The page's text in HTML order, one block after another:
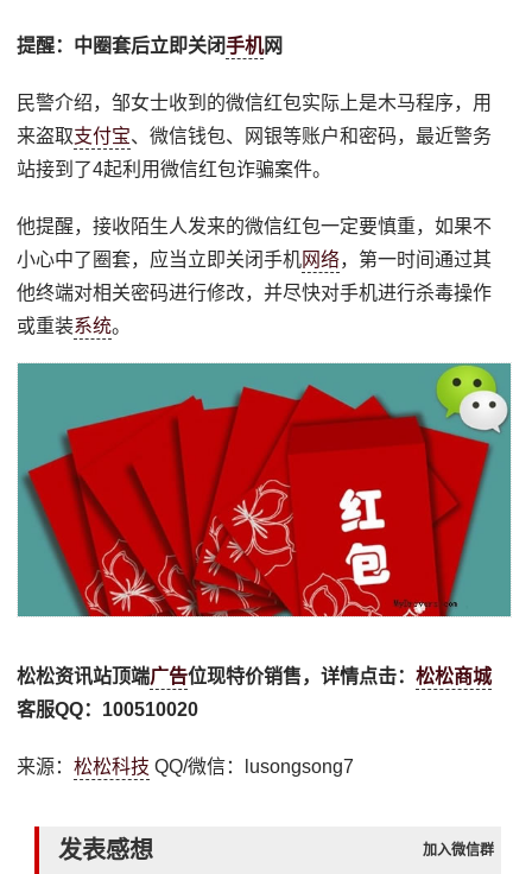
提醒：中圈套后立即关闭手机网
民警介绍，邹女士收到的微信红包实际上是木马程序，用
来盗取支付宝、微信钱包、网银等账户和密码，最近警务
站接到了4起利用微信红包诈骗案件。
他提醒，接收陌生人发来的微信红包一定要慎重，如果不
小心中了圈套，应当立即关闭手机网络，第一时间通过其
他终端对相关密码进行修改，并尽快对手机进行杀毒操作
或重装系统。
松松资讯站顶端广告位现特价销售，详情点击：松松商城
客服QQ：100510020
来源：松松科技 QQ/微信：lusongsong7
发表感想 加入微信群